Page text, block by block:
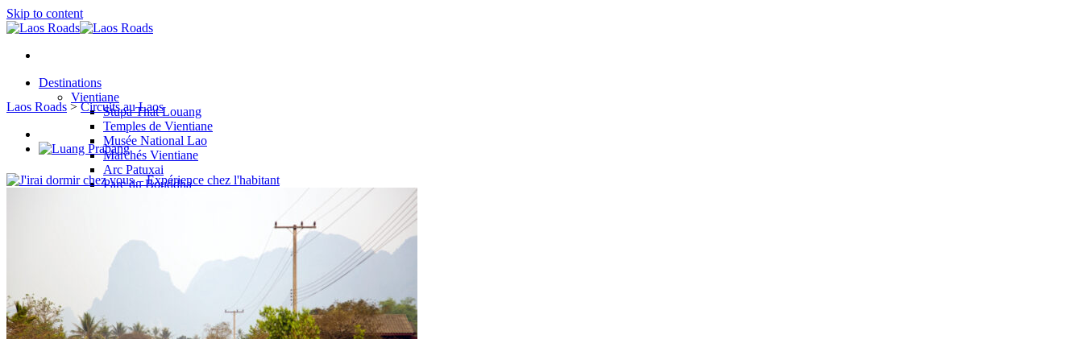
Skip to content
Destinations
Vientiane
Stupa That Louang
Temples de Vientiane
Musée National Lao
Marchés Vientiane
Arc Patuxai
Parc du Bouddha
Luang Prabang
Mont Phousi
Palais Royal
Temples de Luang Prabang
Chutes de Tad Sae
Laos Roads > Circuits au Laos